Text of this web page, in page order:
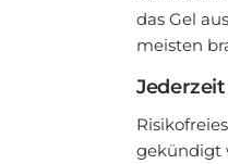
das Gel
meisten
gekündigt